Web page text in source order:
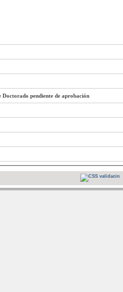
pendiente de aprobación